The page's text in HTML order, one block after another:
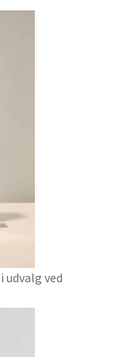
udvalg ved